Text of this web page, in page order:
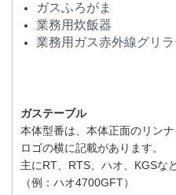
ガスふろがま
業務用炊飯器
業務用ガス赤外線グリラ
ガステーブル
本体型番は、本体正面のリン
ロゴの横に記載があります。
主にRT、RTS、ハオ、KGSな
（例：ハオ4700GFT）